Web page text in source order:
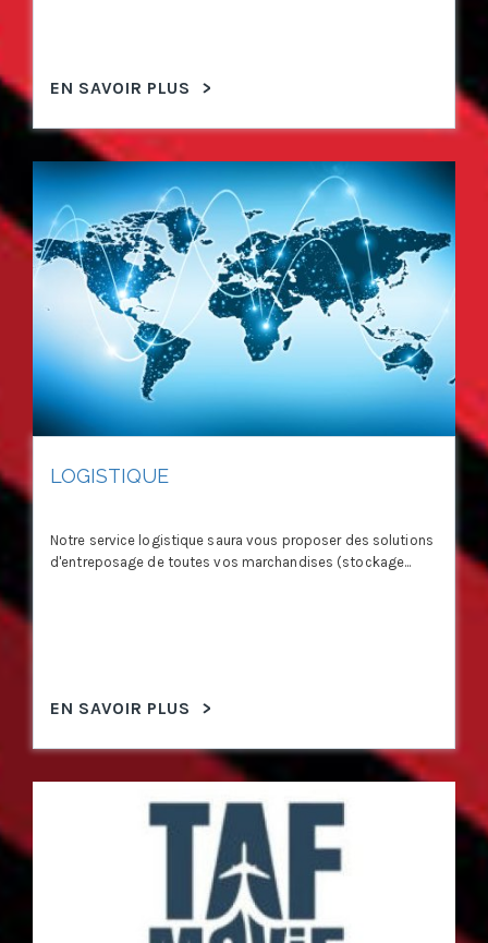
EN SAVOIR PLUS >
LOGISTIQUE
Notre service logistique saura vous proposer des solutions
d'entreposage de toutes vos marchandises (stockage...
EN SAVOIR PLUS >